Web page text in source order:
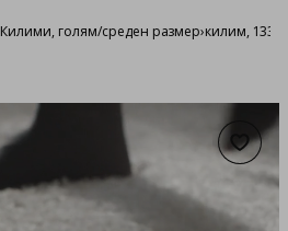
Килими, голям/среден размер›килим,